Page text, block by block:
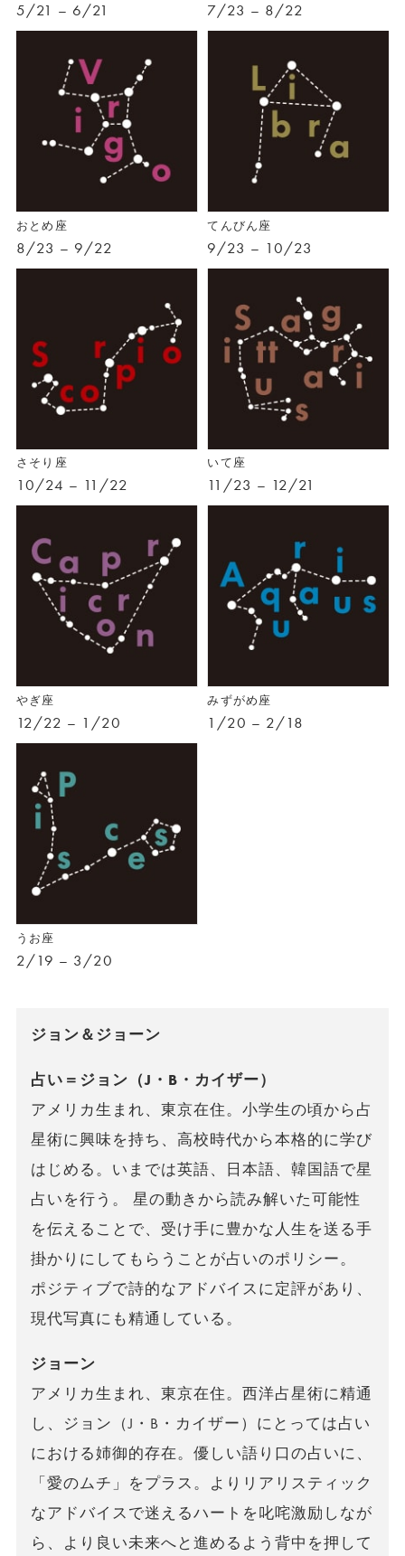
5/21 – 6/21 7/23 – 8/22
おとめ座
8/23 – 9/22
てんびん座
9/23 – 10/23
さそり座
10/24 – 11/22
いて座
11/23 – 12/21
やぎ座
12/22 – 1/20
みずがめ座
1/20 – 2/18
うお座
2/19 – 3/20
ジョン＆ジョーン
占い＝ジョン（J・B・カイザー）
アメリカ生まれ、東京在住。小学生の頃から占
星術に興味を持ち、高校時代から本格的に学び
はじめる。いまでは英語、日本語、韓国語で星
占いを行う。 星の動きから読み解いた可能性
を伝えることで、受け手に豊かな人生を送る手
掛かりにしてもらうことが占いのポリシー。
ポジティブで詩的なアドバイスに定評があり、
現代写真にも精通している。
ジョーン
アメリカ生まれ、東京在住。西洋占星術に精通
し、ジョン（J・B・カイザー）にとっては占い
における姉御的存在。優しい語り口の占いに、
「愛のムチ」をプラス。よりリアリスティック
なアドバイスで迷えるハートを叱咤激励しなが
ら、より良い未来へと進めるよう背中を押して